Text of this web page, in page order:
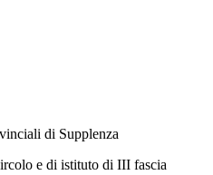
di Supplenza
e di istituto di III fascia